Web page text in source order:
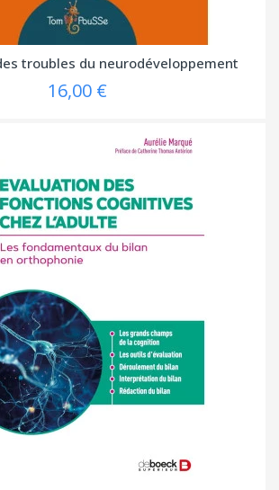
troubles du neurodéveloppement
16,00 €